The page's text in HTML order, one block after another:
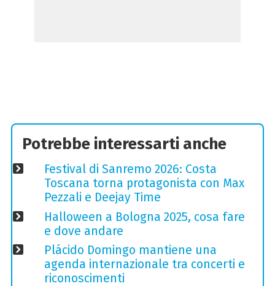
Potrebbe interessarti anche
Festival di Sanremo 2026: Costa
Toscana torna protagonista con Max
Pezzali e Deejay Time
Halloween a Bologna 2025, cosa fare
e dove andare
Plácido Domingo mantiene una
agenda internazionale tra concerti e
riconoscimenti